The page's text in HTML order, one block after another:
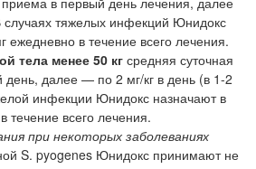
тяжелых инфекций Юнидокс
ежедневно в течение всего лечения.
тела менее 50 кг средняя суточная
далее — по 2 мг/кг в день (в 1-2
инфекции Юнидокс назначают в
течение всего лечения.
при некоторых заболеваниях
S. pyogenes Юнидокс принимают не